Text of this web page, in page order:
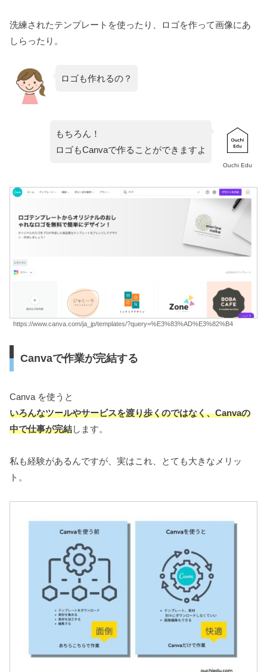
洗練されたテンプレートを使ったり、ロゴを作って画像にあ
しらったり。
ロゴも作れるの？
Ouchi Edu
もちろん！
ロゴもCanvaで作ることができますよ
https://www.canva.com/ja_jp/templates/?query=%E3%83%AD%E3%82%B4
Canvaで作業が完結する
Canva を使うと
いろんなツールやサービスを渡り歩くのではなく、Canvaの
中で仕事が完結します。
私も経験があるんですが、実はこれ、とても大きなメリッ
ト。